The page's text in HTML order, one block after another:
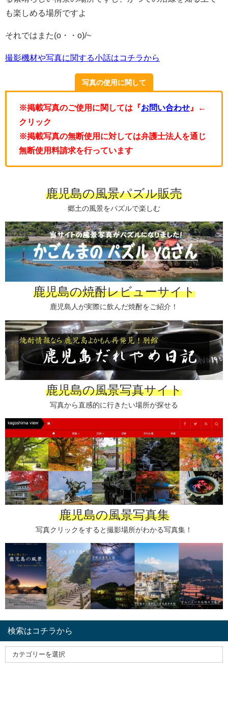
も楽しめる場所ですよ
それではまた(o・・o)/~
撮影機材や写真に関する小話はコチラから
写真の使用に関して
※掲載写真のご使用に関しては『お問い合わせ 』←
クリック
※掲載写真の無断使用に対しては弁護士法人を通じ
無断使用料請求を行っています
鹿児島の風景パズル販売
郷土の風景をパズルで楽しむ
鹿児島の焼酎レビューサイト
鹿児島人が実際に飲んだ焼酎をご紹介！
鹿児島の風景写真サイト
写真から直感的に行きたい場所が探せる
鹿児島の風景写真集
写真クリックをすると撮影場所がわかる写真集！
検索はコチラから